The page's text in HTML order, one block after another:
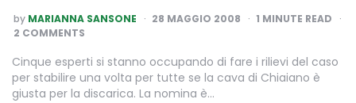
POSTED
BY
by MARIANNA SANSONE 28 MAGGIO 2008 1 MINUTE READ
2 COMMENTS
Cinque esperti si stanno occupando di fare i rilievi del caso
per stabilire una volta per tutte se la cava di Chiaiano è
giusta per la discarica. La nomina è…